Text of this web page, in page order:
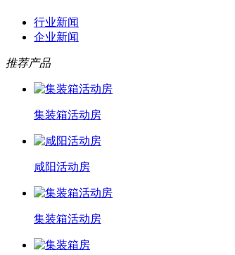
行业新闻
企业新闻
推荐产品
集装箱活动房
咸阳活动房
集装箱活动房